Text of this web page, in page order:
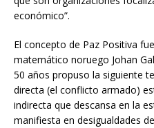
económico”.
El concepto de Paz Positiva
matemático noruego Johan
50 años propuso la siguiente
directa (el conflicto armado)
indirecta que descansa en la
manifiesta en desigualdades